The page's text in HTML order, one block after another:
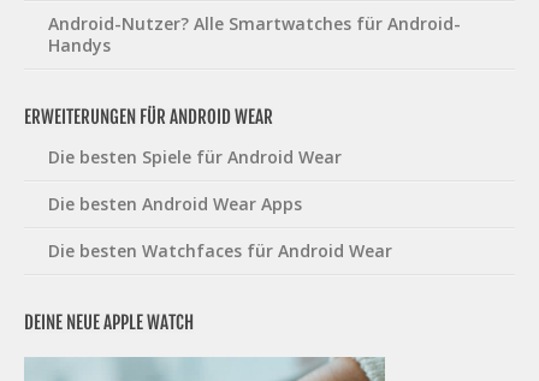
Android-Nutzer? Alle Smartwatches für Android-
Handys
ERWEITERUNGEN FÜR ANDROID WEAR
Die besten Spiele für Android Wear
Die besten Android Wear Apps
Die besten Watchfaces für Android Wear
DEINE NEUE APPLE WATCH